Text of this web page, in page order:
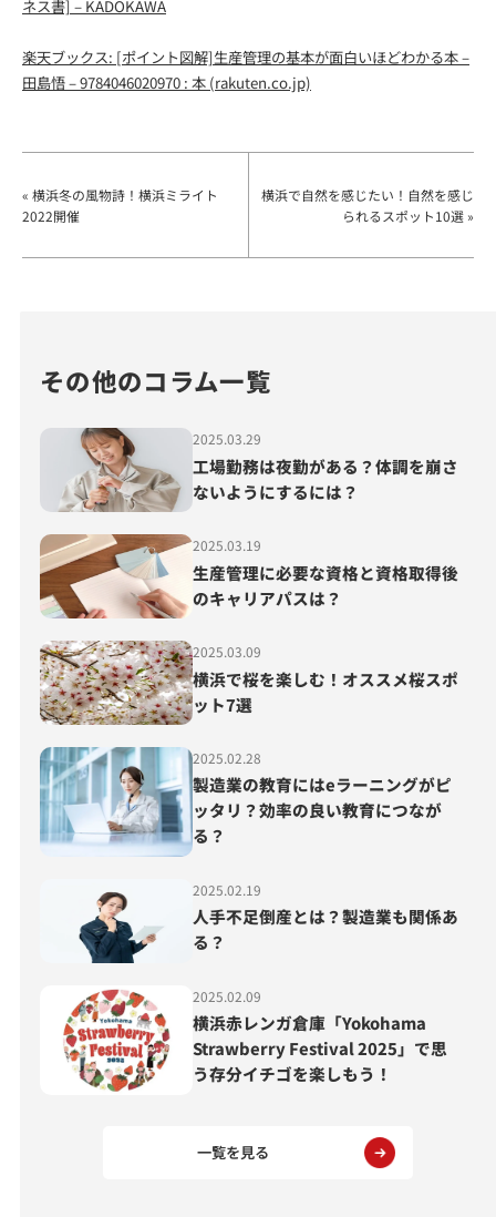
ネス書] – KADOKAWA
楽天ブックス: [ポイント図解]生産管理の基本が面白いほどわかる本 –
田島悟 – 9784046020970 : 本 (rakuten.co.jp)
横浜で自然を感じたい！自然を感じ
られるスポット10選 »
« 横浜冬の風物詩！横浜ミライト
2022開催
その他のコラム一覧
2025.03.29
工場勤務は夜勤がある？体調を崩さ
ないようにするには？
2025.03.19
生産管理に必要な資格と資格取得後
のキャリアパスは？
2025.03.09
横浜で桜を楽しむ！オススメ桜スポ
ット7選
2025.02.28
製造業の教育にはeラーニングがピ
ッタリ？効率の良い教育につなが
る？
2025.02.19
人手不足倒産とは？製造業も関係あ
る？
2025.02.09
横浜赤レンガ倉庫「Yokohama
Strawberry Festival 2025」で思
う存分イチゴを楽しもう！
一覧を見る